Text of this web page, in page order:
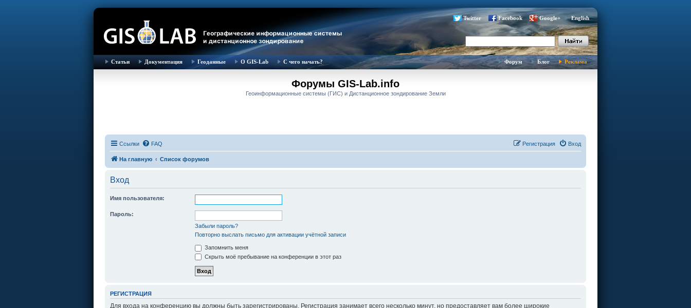
Twitter Facebook Google+ English
Статьи Документация Геоданные О GIS-Lab С чего начать? Форум Блог Реклама
Форумы GIS-Lab.info
Геоинформационные системы (ГИС) и Дистанционное зондирование Земли
Ссылки FAQ Вход
Регистрация
На главную Список форумов
Вход
Имя пользователя:
Пароль:
Забыли пароль?
Повторно выслать письмо для активации учётной записи
Запомнить меня
Скрыть моё пребывание на конференции в этот раз
РЕГИСТРАЦИЯ
Для входа на конференцию вы должны быть зарегистрированы. Регистрация занимает всего несколько минут, но предоставляет вам более широкие